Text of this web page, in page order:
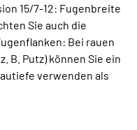
15/7-12: Fugenbreite
Sie auch die
Bei rauen
B. Putz) können Sie ein
verwenden als